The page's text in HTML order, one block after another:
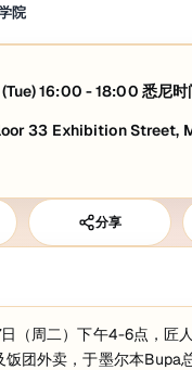
院
16:00 - 18:00 悉尼时
33 Exhibition Street,
分享
（周二）下午4-6点，匠
饭团外卖，于墨尔本Bupa